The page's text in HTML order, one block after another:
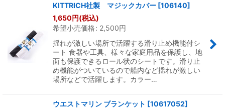
KITTRICH社製 マジックカバー [106140]
1,650円(税込)
希望小売価格: 2,500円
揺れが激しい場所で活躍する滑り止め機能付シ
ート 食器や工具、様々な家庭用品を保護し、地
面も保護できるロール状のシートです。滑り止
め機能がついているので船内など揺れが激しい
場所などで活躍します。カラー…
ウエストマリン ブランケット [10617052]